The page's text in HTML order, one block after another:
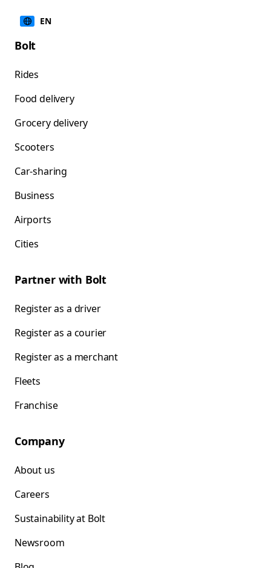
EN
Bolt
Rides
Food delivery
Grocery delivery
Scooters
Car-sharing
Business
Airports
Cities
Partner with Bolt
Register as a driver
Register as a courier
Register as a merchant
Fleets
Franchise
Company
About us
Careers
Sustainability at Bolt
Newsroom